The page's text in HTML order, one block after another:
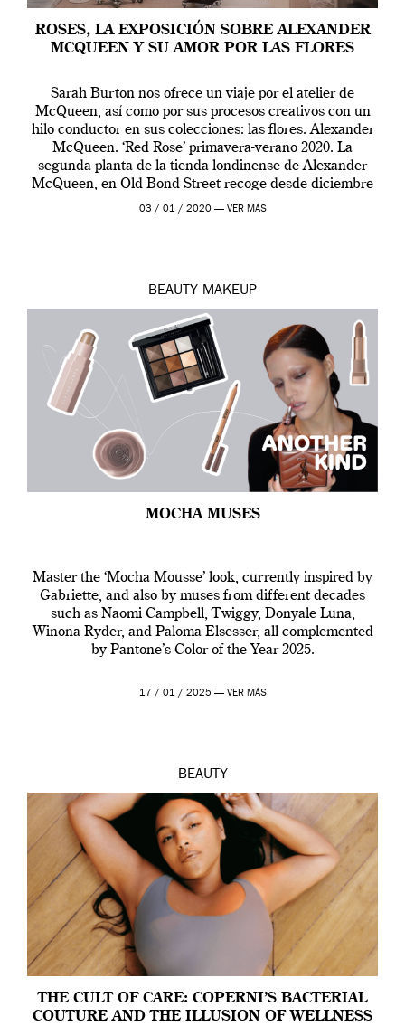
ROSES, LA EXPOSICIÓN SOBRE ALEXANDER
MCQUEEN Y SU AMOR POR LAS FLORES
Sarah Burton nos ofrece un viaje por el atelier de
McQueen, así como por sus procesos creativos con un
hilo conductor en sus colecciones: las flores. Alexander
McQueen. ‘Red Rose’ primavera-verano 2020. La
segunda planta de la tienda londinense de Alexander
McQueen, en Old Bond Street recoge desde diciembre
de 2019 hasta final de abril […]
03 / 01 / 2020 — VER MÁS
BEAUTY MAKEUP
MOCHA MUSES
Master the ‘Mocha Mousse’ look, currently inspired by
Gabriette, and also by muses from different decades
such as Naomi Campbell, Twiggy, Donyale Luna,
Winona Ryder, and Paloma Elsesser, all complemented
by Pantone’s Color of the Year 2025.
17 / 01 / 2025 — VER MÁS
BEAUTY
THE CULT OF CARE: COPERNI’S BACTERIAL
COUTURE AND THE ILLUSION OF WELLNESS